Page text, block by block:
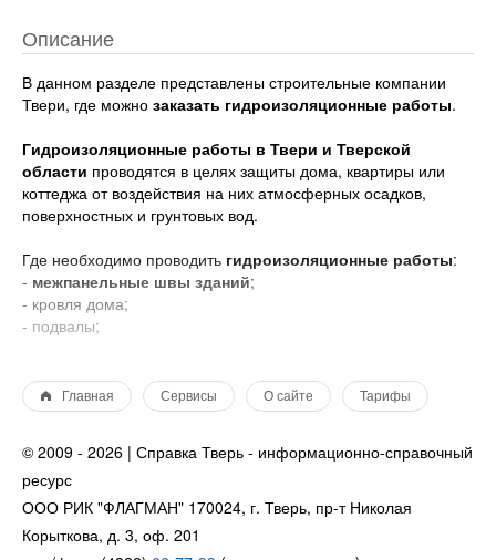
Описание
В данном разделе представлены строительные компании
Твери, где можно заказать гидроизоляционные работы.
Гидроизоляционные работы в Твери и Тверской
области проводятся в целях защиты дома, квартиры или
коттеджа от воздействия на них атмосферных осадков,
поверхностных и грунтовых вод.
Где необходимо проводить гидроизоляционные работы:
- межпанельные швы зданий;
- кровля дома;
- подвалы;
Назначениегидроизоляции
— создание сплошного
Существует несколько способов выполнения такого слоя:
1. Окрасочная гидроизоляция — это нанесение
водонепроницаемого состава на основе битума, каучука и
различных смол в несколько слоев. Такой вид гидроизоляции
бывает внешним (на фасадах зданий) и внутренним
Главная Сервисы О сайте Тарифы
© 2009 - 2026 | Справка Тверь - информационно-справочный
ресурс
ООО РИК "ФЛАГМАН" 170024, г. Тверь, пр-т Николая
Корыткова, д. 3, оф. 201